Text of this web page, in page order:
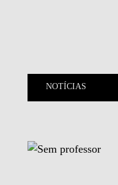
NOTÍCIAS